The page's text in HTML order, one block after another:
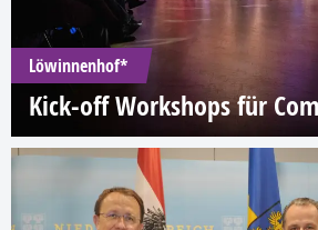
Löwinnenhof*
Kick-off Workshops für